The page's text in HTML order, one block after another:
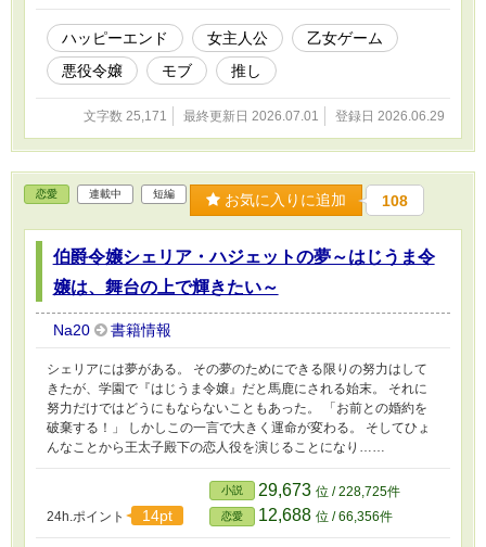
ハッピーエンド 女主人公
乙女ゲーム
悪役令嬢
モブ 推し
文字数 25,171 最終更新日 2026.07.01 登録日 2026.06.29
恋愛 連載中 短編 お気に入りに追加 108
伯爵令嬢シェリア・ハジェットの夢～はじうま令
嬢は、舞台の上で輝きたい～
Na20 書籍情報
シェリアには夢がある。 その夢のためにできる限りの努力はして
きたが、学園で『はじうま令嬢』だと馬鹿にされる始末。 それに
努力だけではどうにもならないこともあった。 「お前との婚約を
破棄する！」 しかしこの一言で大きく運命が変わる。 そしてひょ
んなことから王太子殿下の恋人役を演じることになり……
24h.ポイント 14pt
小説 29,673 位 / 228,725件
恋愛 12,688 位 / 66,356件